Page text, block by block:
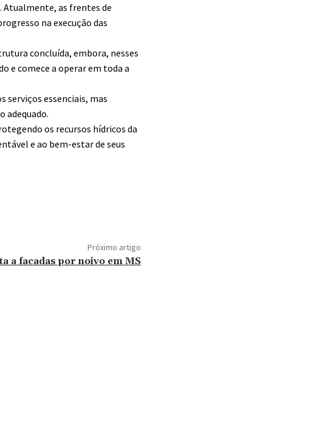
Atualmente, as frentes de
na execução das
concluída, embora, nesses
e comece a operar em toda a
serviços essenciais, mas
adequado.
os recursos hídricos da
e ao bem-estar de seus
Próximo artigo
a facadas por noivo em MS